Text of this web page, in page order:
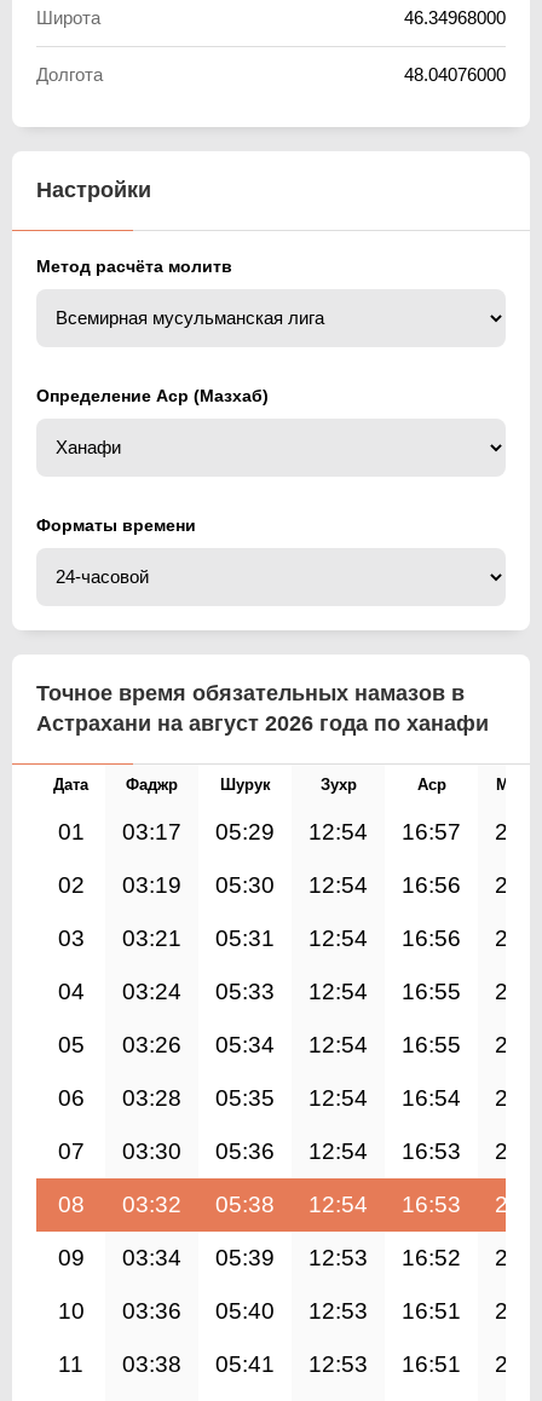
Широта 46.34968000
Долгота 48.04076000
Настройки
Метод расчёта молитв
Определение Аср (Мазхаб)
Форматы времени
Точное время обязательных намазов в
Астрахани на август 2026 года по ханафи
Дата Фаджр Шурук Зухр Аср
01 03:17 05:29 12:54 16:57
02 03:19 05:30 12:54 16:56
03 03:21 05:31 12:54 16:56
04 03:24 05:33 12:54 16:55
05 03:26 05:34 12:54 16:55
06 03:28 05:35 12:54 16:54
07 03:30 05:36 12:54 16:53
08 03:32 05:38 12:54 16:53
09 03:34 05:39 12:53 16:52
10 03:36 05:40 12:53 16:51
11 03:38 05:41 12:53 16:51